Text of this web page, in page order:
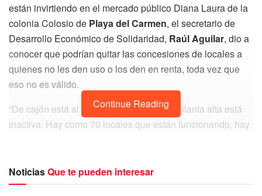
están invirtiendo en el mercado público Diana Laura de la
colonia Colosio de Playa del Carmen, el secretario de
Desarrollo Económico de Solidaridad, Raúl Aguilar, dio a
conocer que podrían quitar las concesiones de locales a
quienes no les den uso o los den en renta, toda vez que
eso no es válido.
“De cajón está al 50 por ciento porque la planta alta está
inactiva. Hay como 70 locales que están funcionando, hay
omiso haremos el procedimiento para revocar la concesión
e ir viendo, no se puede rentar, pero en los casos de
Continue Reading
NoticiasQue te pueden interesar